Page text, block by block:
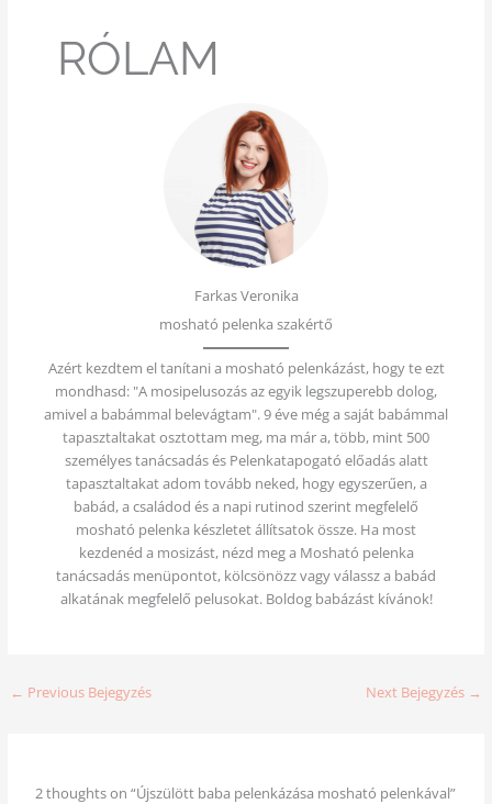
RÓLAM
Farkas Veronika
mosható pelenka szakértő
Azért kezdtem el tanítani a mosható pelenkázást, hogy te ezt
mondhasd: "A mosipelusozás az egyik legszuperebb dolog,
amivel a babámmal belevágtam". 9 éve még a saját babámmal
tapasztaltakat osztottam meg, ma már a, több, mint 500
személyes tanácsadás és Pelenkatapogató előadás alatt
tapasztaltakat adom tovább neked, hogy egyszerűen, a
babád, a családod és a napi rutinod szerint megfelelő
mosható pelenka készletet állítsatok össze. Ha most
kezdenéd a mosizást, nézd meg a Mosható pelenka
tanácsadás menüpontot, kölcsönözz vagy válassz a babád
alkatának megfelelő pelusokat. Boldog babázást kívánok!
← Previous Bejegyzés Next Bejegyzés →
2 thoughts on “Újszülött baba pelenkázása mosható pelenkával”